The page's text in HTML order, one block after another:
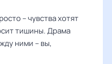
– чувства хотят
тишины. Драма
ними – вы,